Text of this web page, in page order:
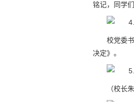
铭记，同学
校党委
决定》。
（校长